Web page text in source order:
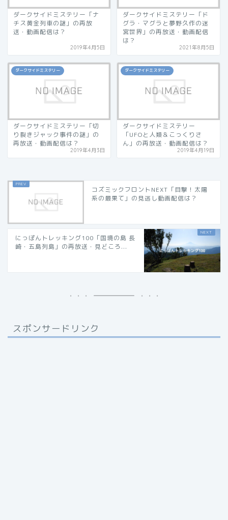
ダークサイドミステリー「ナ
チス黄金列車の謎」の再放
送・動画配信は？
2019年4月5日
ダークサイドミステリー「ド
グラ・マグラと夢野久作の迷
宮世界」の再放送・動画配信
は？
2021年8月5日
ダークサイドミステリー
ダークサイドミステリー「切
り裂きジャック事件の謎」の
再放送・動画配信は？
2019年4月3日
ダークサイドミステリー
ダークサイドミステリー
「UFOと人類＆こっくりさ
ん」の再放送・動画配信は？
2019年4月19日
コズミックフロントNEXT「目撃！太陽
系の最果て」の見逃し動画配信は？
にっぽんトレッキング100「国境の島 長
崎・五島列島」の再放送・見どころ...
スポンサードリンク